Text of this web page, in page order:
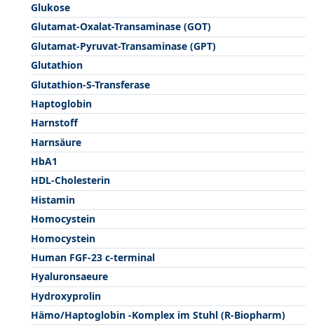
Glukose
Glutamat-Oxalat-Transaminase (GOT)
Glutamat-Pyruvat-Transaminase (GPT)
Glutathion
Glutathion-S-Transferase
Haptoglobin
Harnstoff
Harnsäure
HbA1
HDL-Cholesterin
Histamin
Homocystein
Homocystein
Human FGF-23 c-terminal
Hyaluronsaeure
Hydroxyprolin
Hämo/Haptoglobin -Komplex im Stuhl (R-Biopharm)